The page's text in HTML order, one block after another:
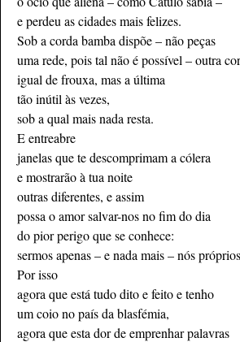
e perdeu as cidades mais felizes.
Sob a corda bamba dispõe – não peças
uma rede, pois tal não é possível – outra
igual de frouxa, mas a última
tão inútil às vezes,
sob a qual mais nada resta.
E entreabre
janelas que te descomprimam a cólera
e mostrarão à tua noite
outras diferentes, e assim
possa o amor salvar-nos no fim do dia
do pior perigo que se conhece:
sermos apenas – e nada mais – nós
Por isso
agora que está tudo dito e feito e tenho
um coio no país da blasfémia,
agora que esta dor de emprenhar palavras